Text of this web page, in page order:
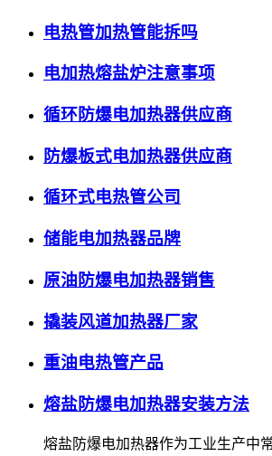
电热管加热管能拆吗
电加热熔盐炉注意事项
循环防爆电加热器供应商
防爆板式电加热器供应商
循环式电热管公司
储能电加热器品牌
原油防爆电加热器销售
撬装风道加热器厂家
重油电热管产品
熔盐防爆电加热器安装方法
熔盐防爆电加热器作为工业生产中